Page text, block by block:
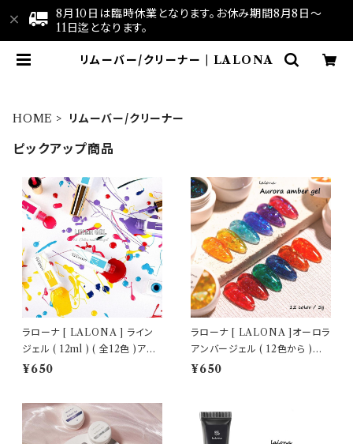
8月10日は臨時休業となります。お休み期間8月8日～
11日迄となります。
リムーバー/クリーナー | LALONA
HOME リムーバー/クリーナー
ピックアップ商品
ラローナ [ LALONA ] ライン
ジェル ( 12ml ) ( 全12色 )アー
トジェル/細ブラシ
¥650
ラローナ [ LALONA ]オーロラ
アンバージェル ( 12色から )ジ
ェルネイル/セルフネイル/ネイル
¥650